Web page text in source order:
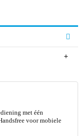
met één
voor mobiele